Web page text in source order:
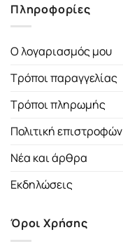
Πληροφορίες
Ο λογαριασμός μου
Τρόποι παραγγελίας
Τρόποι πληρωμής
Πολιτική επιστροφών
Νέα και άρθρα
Εκδηλώσεις
Όροι Χρήσης